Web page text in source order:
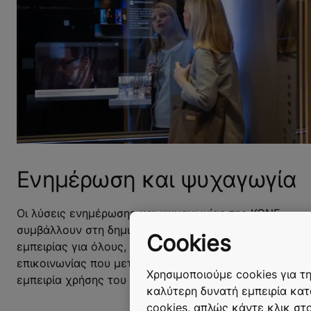
Ενημέρωση και ψυχαγωγία
Οι λύσεις ενημέρωσης και ψυχαγωγίας της ΚΟΝΕ
συμβάλλουν στη δημιουργία μιας ακόμα πλουσιότερης
εμπειρίας για όλους, με λύσεις ψυχαγωγίας και
επικοινωνίας που μετασχηματίζουν πλήρως την
εμπειρία χρήσης του κτιρίου σας.
Cookies
Χρησιμοποιούμε cookies για
καλύτερη δυνατή εμπειρία
cookies, απλώς κάντε κλικ